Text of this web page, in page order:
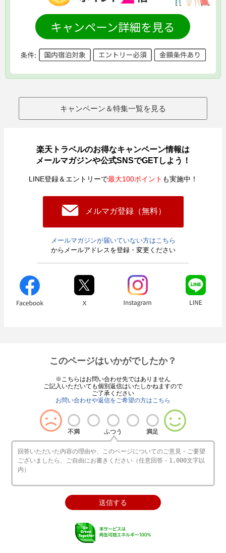
キャンペーン＆特集一覧を見る
楽天トラベルのお得なキャンペーン情報は
メールマガジンや公式SNSでGETしよう！
LINE登録＆エントリーで最大100ポイント も実施中！
メルマガ登録（無料）
メールマガジンが届いていない方はこちら
からメールアドレスを登録・変更ください
このページはいかがでしたか？
※こちらはお問い合わせ先ではありません
ご記入いただいても個別返信はいたしかねますので
ご了承ください
お問い合わせや返信をご希望の方はこちら
不満 ふつう 満足